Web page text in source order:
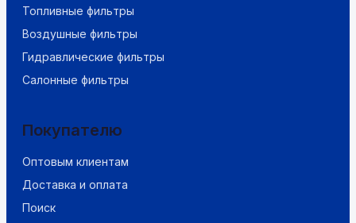
Топливные фильтры
Воздушные фильтры
Гидравлические фильтры
Салонные фильтры
Покупателю
Оптовым клиентам
Доставка и оплата
Поиск